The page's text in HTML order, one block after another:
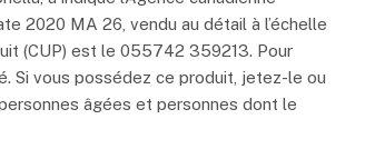
2020 MA 26, vendu au détail à l’échelle
(CUP) est le 055742 359213. Pour
Si vous possédez ce produit, jetez-le ou
âgées et personnes dont le